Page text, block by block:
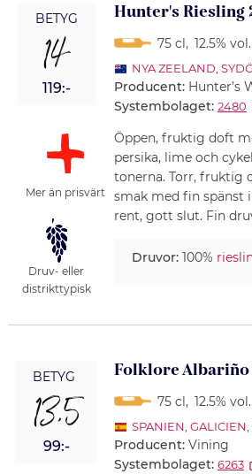
BETYG
14
119:-
Mer än prisvärt
Druv- eller
distrikttypisk
Hunter's Riesling
75 cl , 12.5% vol.
NYA ZEELAND,
Producent: Hunter’s
Systembolaget: 2480
Öppen, fruktig doft
persika, lime och
tonerna. Torr, fruktig
smak med fin spänst
rent, gott slut. Fin
Druvor:100%
BETYG
13,5
99:-
Folklore Albariño
75 cl , 12.5% vol.
SPANIEN, GALICIEN,
Producent: Vining
Systembolaget: 6263